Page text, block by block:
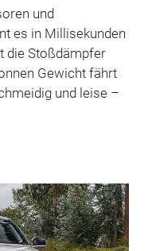
und
es in Millisekunden
die Stoßdämpfer
Gewicht fährt
und leise –